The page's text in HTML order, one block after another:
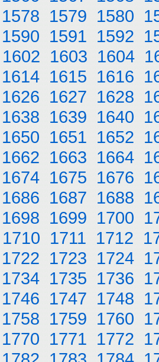
1578 1579 1580
1590 1591 1592
1602 1603 1604
1614 1615 1616
1626 1627 1628
1638 1639 1640
1650 1651 1652
1662 1663 1664
1674 1675 1676
1686 1687 1688
1698 1699 1700
1710 1711 1712
1722 1723 1724
1734 1735 1736
1746 1747 1748
1758 1759 1760
1770 1771 1772